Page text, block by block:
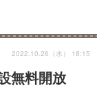
無料開放
2022.10.26（水） 18:15